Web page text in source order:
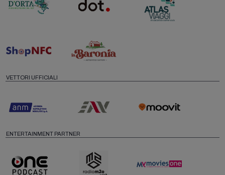
VETTORI UFFICIALI
ENTERTAINMENT PARTNER